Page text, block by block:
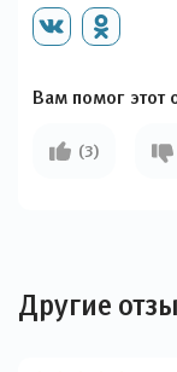
Вам помог этот
(3)
Другие